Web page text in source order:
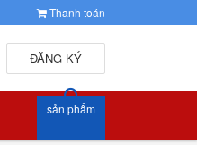
Thanh toán
ĐĂNG KÝ
sản phẩm